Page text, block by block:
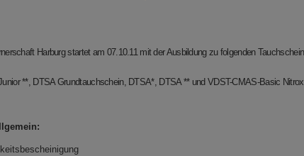
Harburg startet am 07.10.11 mit der Ausbildung zu folgenden
**, DTSA Grundtauchschein, DTSA*, DTSA ** und VDST-CMAS-Basic